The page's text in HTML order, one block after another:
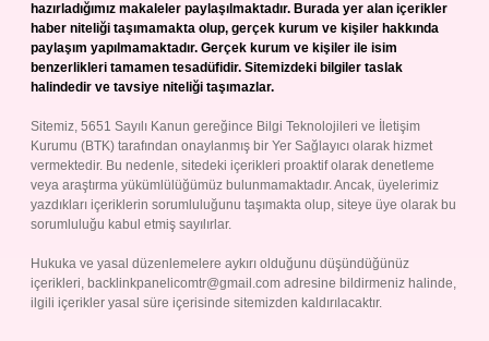
hazırladığımız makaleler paylaşılmaktadır. Burada yer alan içerikler
haber niteliği taşımamakta olup, gerçek kurum ve kişiler hakkında
paylaşım yapılmamaktadır. Gerçek kurum ve kişiler ile isim
benzerlikleri tamamen tesadüfidir. Sitemizdeki bilgiler taslak
halindedir ve tavsiye niteliği taşımazlar.
Sitemiz, 5651 Sayılı Kanun gereğince Bilgi Teknolojileri ve İletişim
Kurumu (BTK) tarafından onaylanmış bir Yer Sağlayıcı olarak hizmet
vermektedir. Bu nedenle, sitedeki içerikleri proaktif olarak denetleme
veya araştırma yükümlülüğümüz bulunmamaktadır. Ancak, üyelerimiz
yazdıkları içeriklerin sorumluluğunu taşımakta olup, siteye üye olarak bu
sorumluluğu kabul etmiş sayılırlar.
Hukuka ve yasal düzenlemelere aykırı olduğunu düşündüğünüz
içerikleri, backlinkpanelicomtr@gmail.com adresine bildirmeniz halinde,
ilgili içerikler yasal süre içerisinde sitemizden kaldırılacaktır.